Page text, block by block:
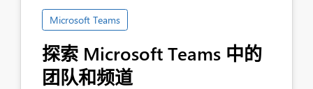
Microsoft Teams
探索 Microsoft Teams 中的
团队和频道